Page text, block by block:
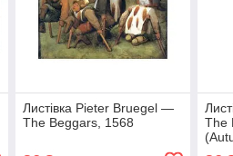
Листівка Pieter Bruegel —
The Beggars, 1568
The